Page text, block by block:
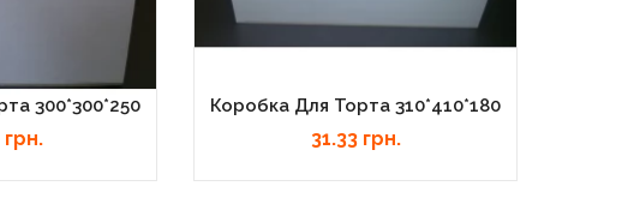
300*300*250 Коробка Для Торта 310*410*180
31.33 грн.